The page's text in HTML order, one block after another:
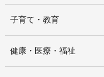
子育て・教育
健康・医療・福祉